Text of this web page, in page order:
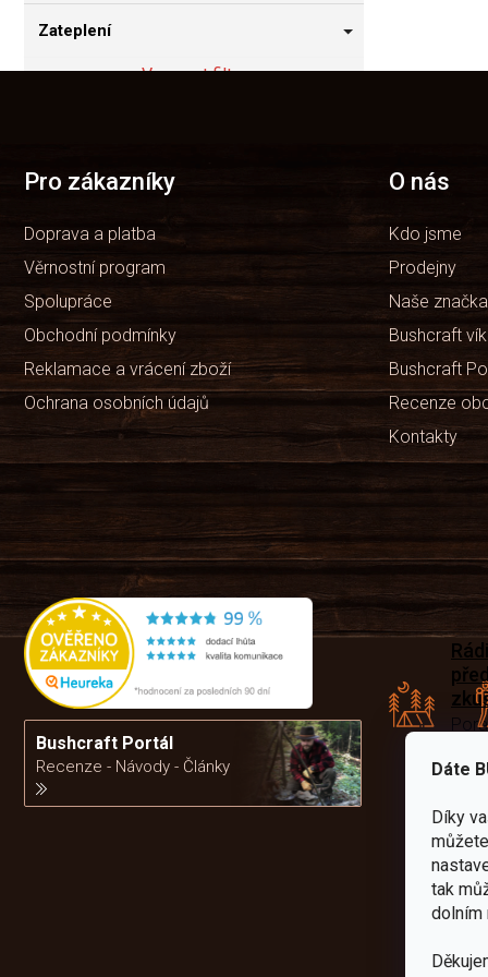
Dáte
Díky
tak
dolním
Zateplení
Vymazat filtry
Pro zákazníky
Doprava a platba
Věrnostní program
Spolupráce
Obchodní podmínky
Reklamace a vrácení zboží
Ochrana osobních údajů
O nás
Kdo jsme
Prodejny
Naše
Bushcraft
Bushcraft
Recenze
Kontakty
Bushcraft Portál
Recenze - Návody - Články
Rádi